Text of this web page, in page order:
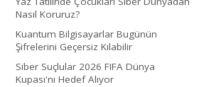
Nasıl Koruruz?
Kuantum Bilgisayarlar Bugünün
Şifrelerini Geçersiz Kılabilir
Siber Suçlular 2026 FIFA Dünya
Kupası'nı Hedef Alıyor